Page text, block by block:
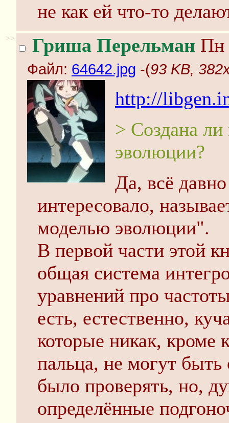
не как ей что-то
>> Гриша Перельман Пн
Файл: 64642.jpg -(93 KB,
http://
> Создана ли
эволюции?
Да, всё
интересовало,
моделью эволюции".
В первой части этой
общая система
уравнений про
есть, естественно,
которые никак, кроме
пальца, не могут
было проверять, но,
определённые